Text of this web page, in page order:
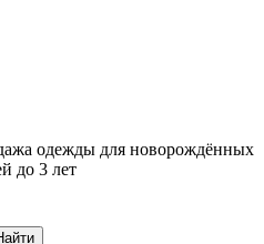
одежды для новорождённых
до 3 лет